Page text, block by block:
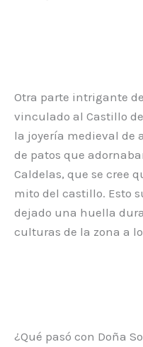
Otra parte intrigante
vinculado al Castillo
la joyería medieval de
de patos que
Caldelas, que se cree
mito del castillo. Esto
dejado una huella
culturas de la zona a
¿Qué pasó con Doña